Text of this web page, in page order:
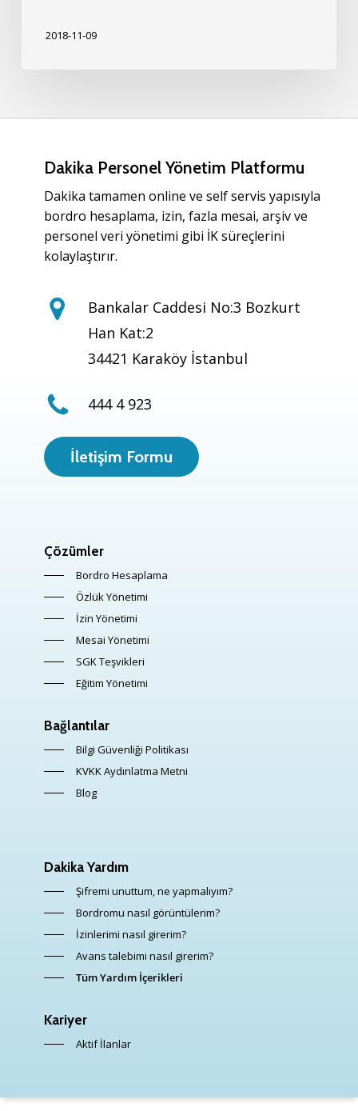
2018-11-09
Dakika Personel Yönetim Platformu
Dakika tamamen online ve self servis yapısıyla
bordro hesaplama, izin, fazla mesai, arşiv ve
personel veri yönetimi gibi İK süreçlerini
kolaylaştırır.
Bankalar Caddesi No:3 Bozkurt
Han Kat:2
34421 Karaköy İstanbul
444 4 923
İletişim Formu
Çözümler
Bordro Hesaplama
Özlük Yönetimi
İzin Yönetimi
Mesai Yönetimi
SGK Teşvikleri
Eğitim Yönetimi
Bağlantılar
Bilgi Güvenliği Politikası
KVKK Aydınlatma Metni
Blog
Dakika Yardım
Şifremi unuttum, ne yapmalıyım?
Bordromu nasıl görüntülerim?
İzinlerimi nasıl girerim?
Avans talebimi nasıl girerim?
Tüm Yardım İçerikleri
Kariyer
Aktif İlanlar